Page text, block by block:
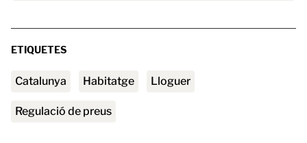
ETIQUETES
Catalunya habitatge lloguer
regulació de preus